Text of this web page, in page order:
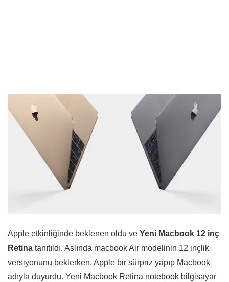
Apple etkinliğinde beklenen oldu ve Yeni Macbook 12 inç
Retina tanıtıldı. Aslında macbook Air modelinin 12 inçlik
versiyonunu beklerken, Apple bir sürpriz yapıp Macbook
adıyla duyurdu. Yeni Macbook Retina notebook bilgisayar